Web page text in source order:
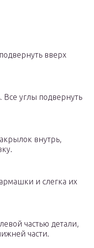
вверх
Все углы подвернуть
внутрь,
и слегка их
частью детали,
части.